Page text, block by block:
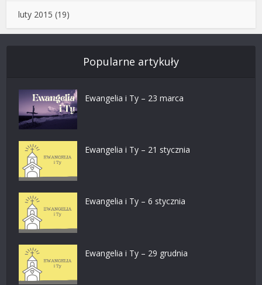
luty 2015 (19)
Popularne artykuły
Ewangelia i Ty – 23 marca
Ewangelia i Ty – 21 stycznia
Ewangelia i Ty – 6 stycznia
Ewangelia i Ty – 29 grudnia